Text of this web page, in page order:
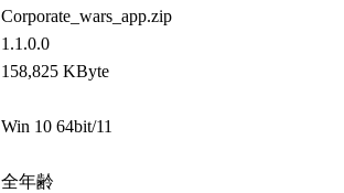
Corporate_wars_app.zip
1.1.0.0
158,825 KByte
Win 10 64bit/11
全年齢